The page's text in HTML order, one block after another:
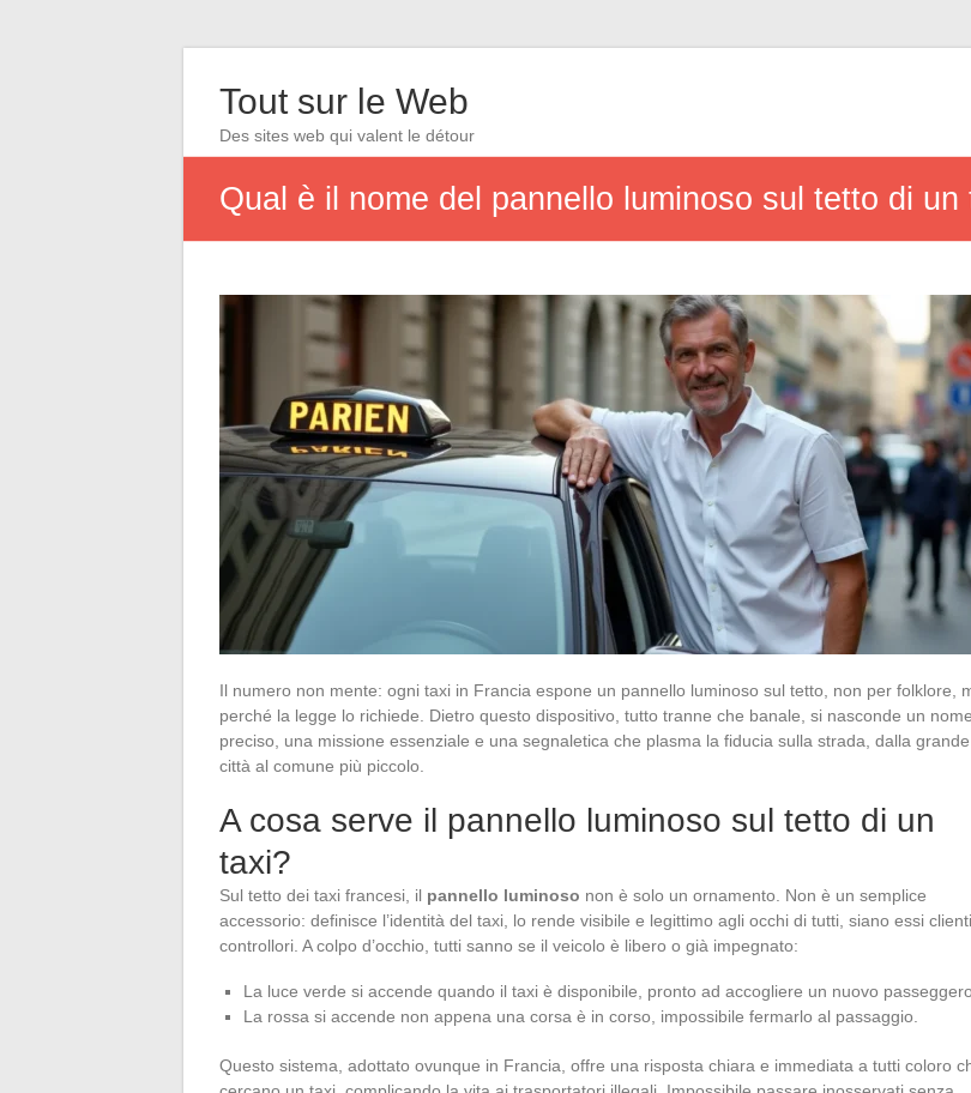
Tout sur le Web
Des sites web qui valent le détour
Qual è il nome del pannello luminoso sul tetto di
Il numero non mente: ogni taxi in Francia espone un pannello luminoso sul tetto, non per folklore,
perché la legge lo richiede. Dietro questo dispositivo, tutto tranne che banale, si nasconde un nome
preciso, una missione essenziale e una segnaletica che plasma la fiducia sulla strada, dalla grande
città al comune più piccolo.
A cosa serve il pannello luminoso sul tetto di un
taxi?
Sul tetto dei taxi francesi, il pannello luminoso non è solo un ornamento. Non è un semplice
accessorio: definisce l’identità del taxi, lo rende visibile e legittimo agli occhi di tutti, siano essi
controllori. A colpo d’occhio, tutti sanno se il veicolo è libero o già impegnato:
La luce verde si accende quando il taxi è disponibile, pronto ad accogliere un nuovo passeggero,
La rossa si accende non appena una corsa è in corso, impossibile fermarlo al passaggio.
Questo sistema, adottato ovunque in Francia, offre una risposta chiara e immediata a tutti coloro